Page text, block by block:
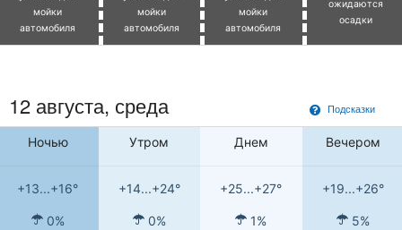
мойки
автомобиля
мойки
автомобиля
мойки
автомобиля
ожидаются
осадки
Подсказки
12 августа, среда
Ночью Утром Днем Вечером
+13...+16° +14...+24° +25...+27° +19...+26°
0% 0% 1% 5%